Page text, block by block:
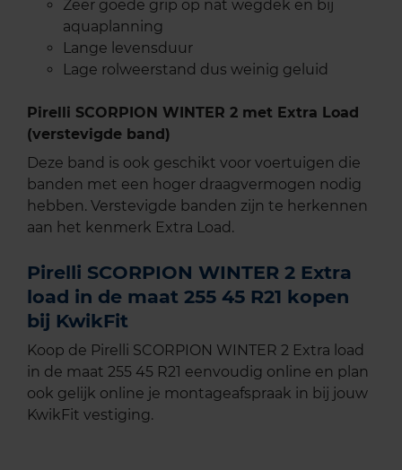
Zeer goede grip op nat wegdek en bij
aquaplanning
Lange levensduur
Lage rolweerstand dus weinig geluid
Pirelli SCORPION WINTER 2 met Extra Load
(verstevigde band)
Deze band is ook geschikt voor voertuigen die
banden met een hoger draagvermogen nodig
hebben. Verstevigde banden zijn te herkennen
aan het kenmerk Extra Load.
Pirelli SCORPION WINTER 2 Extra
load in de maat 255 45 R21 kopen
bij KwikFit
Koop de Pirelli SCORPION WINTER 2 Extra load
in de maat 255 45 R21 eenvoudig online en plan
ook gelijk online je montageafspraak in bij jouw
KwikFit vestiging.